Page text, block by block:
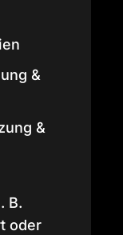
&
&
B.
oder